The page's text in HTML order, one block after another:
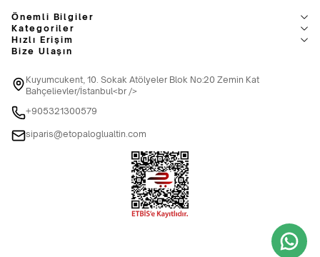
Önemli Bilgiler
Kategoriler
Hızlı Erişim
Bize Ulaşın
Kuyumcukent, 10. Sokak Atölyeler Blok No:20 Zemin Kat
Bahçelievler/İstanbul<br />
+905321300579
siparis@etopaloglualtin.com